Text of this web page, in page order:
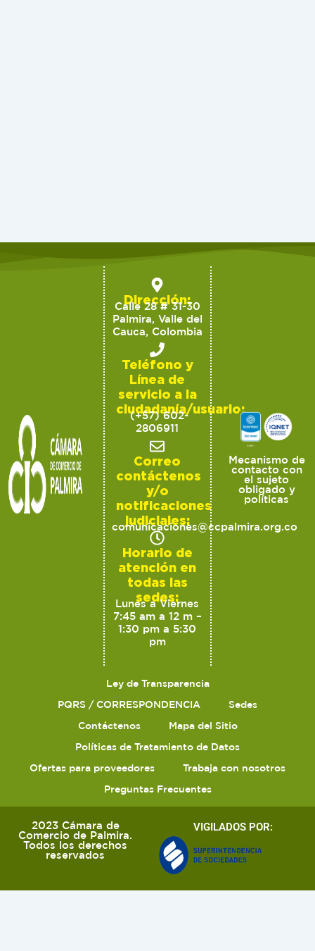
Dirección:
Calle 28 # 31-30
Palmira, Valle del
Cauca, Colombia
Teléfono y
Línea de
servicio a la
ciudadanía/usuario:
(+57) 602-
2806911
Correo
contáctenos
y/o
notificaciones
judiciales:
comunicaciones@ccpalmira.org.co
Horario de
atención en
todas las
sedes:
Lunes a Viernes
7:45 am a 12 m –
1:30 pm a 5:30
pm
Mecanismo de
contacto con
el sujeto
obligado y
políticas
Ley de Transparencia
PQRS / CORRESPONDENCIA
Sedes
Contáctenos
Mapa del Sitio
Políticas de Tratamiento de Datos
Ofertas para proveedores
Trabaja con nosotros
Preguntas Frecuentes
2023 Cámara de
Comercio de Palmira.
Todos los derechos
reservados
VIGILADOS POR: